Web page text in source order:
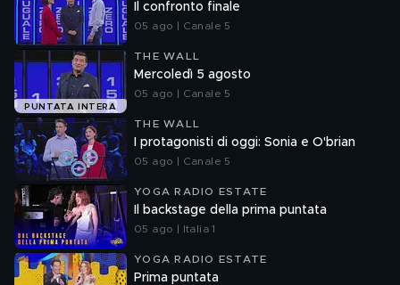
Il confronto finale
05 ago | Canale 5
PUNTATA INTERA
THE WALL
Mercoledì 5 agosto
05 ago | Canale 5
THE WALL
I protagonisti di oggi: Sonia e O'brian
05 ago | Canale 5
YOGA RADIO ESTATE
Il backstage della prima puntata
05 ago | Italia 1
YOGA RADIO ESTATE
Prima puntata